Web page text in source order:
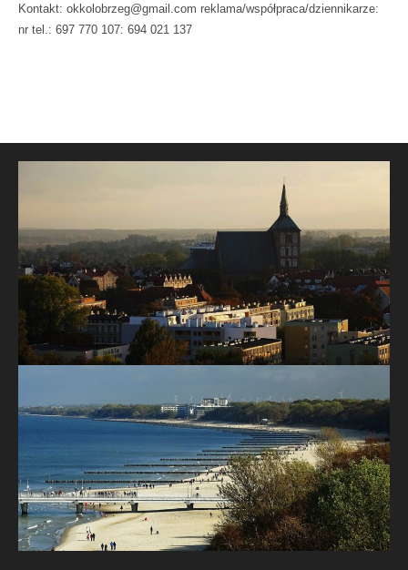
Kontakt: okkolobrzeg@gmail.com reklama/współpraca/dziennikarze:
nr tel.: 697 770 107: 694 021 137